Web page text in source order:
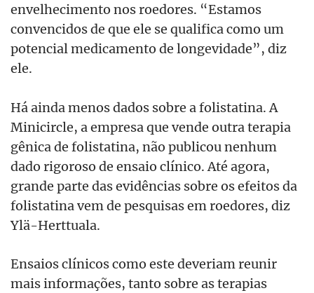
envelhecimento nos roedores. “Estamos
convencidos de que ele se qualifica como um
potencial medicamento de longevidade”, diz
ele.
Há ainda menos dados sobre a folistatina. A
Minicircle, a empresa que vende outra terapia
gênica de folistatina, não publicou nenhum
dado rigoroso de ensaio clínico. Até agora,
grande parte das evidências sobre os efeitos da
folistatina vem de pesquisas em roedores, diz
Ylä-Herttuala.
Ensaios clínicos como este deveriam reunir
mais informações, tanto sobre as terapias